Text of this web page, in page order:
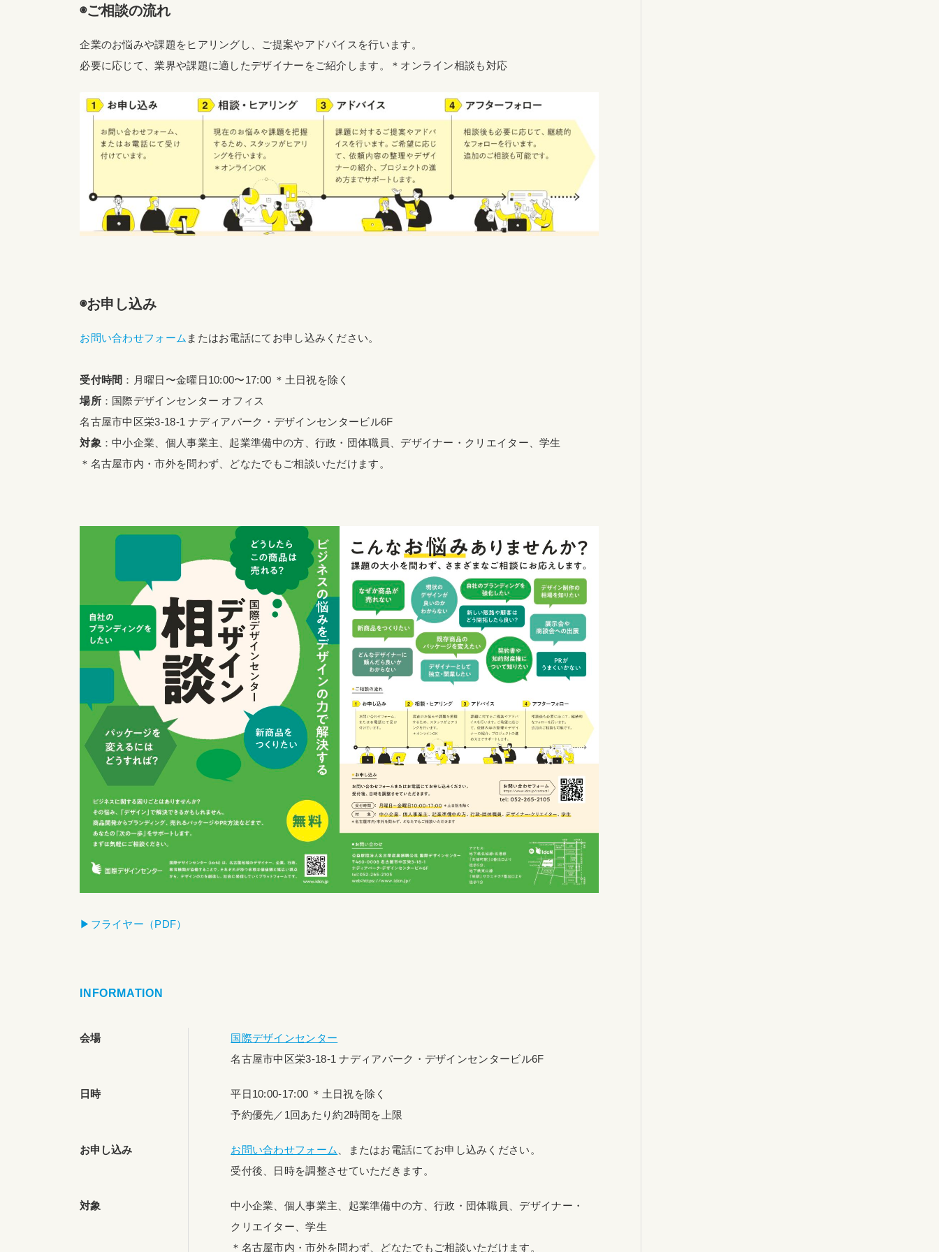
◉ご相談の流れ
企業のお悩みや課題をヒアリングし、ご提案やアドバイスを行います。
必要に応じて、業界や課題に適したデザイナーをご紹介します。＊オンライン相談も対応
◉お申し込み
お問い合わせフォーム またはお電話にてお申し込みください。
受付時間 ：月曜日〜金曜日10:00〜17:00 ＊土日祝を除く
場所：国際デザインセンター オフィス
名古屋市中区栄3-18-1 ナディアパーク・デザインセンタービル6F
対象 ：中小企業、個人事業主、起業準備中の方、行政・団体職員、デザイナー・クリエイター、学生
＊名古屋市内・市外を問わず、どなたでもご相談いただけます。
▶︎フライヤー（PDF）
INFORMATION
会場
国際デザインセンター
名古屋市中区栄3-18-1 ナディアパーク・デザインセンタービル6F
日時
平日10:00-17:00 ＊土日祝を除く
予約優先／1回あたり約2時間を上限
お申し込み お問い合わせフォーム
、またはお電話にてお申し込みください。
受付後、日時を調整させていただきます。
対象
中小企業、個人事業主、起業準備中の方、行政・団体職員、デザイナー・
クリエイター、学生
＊名古屋市内・市外を問わず、どなたでもご相談いただけます。